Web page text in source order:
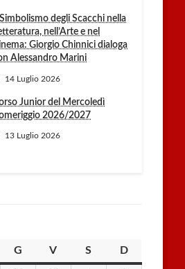
Simbolismo degli Scacchi nella
nell’Arte e nel
Giorgio Chinnici dialoga
Alessandro Marini
14 Luglio 2026
Junior del Mercoledì
2026/2027
13 Luglio 2026
G giovedì
V venerdì
S sabatoDdomenica